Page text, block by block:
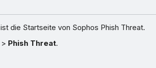
ist die Startseite von Sophos Phish Threat.
> Phish Threat.